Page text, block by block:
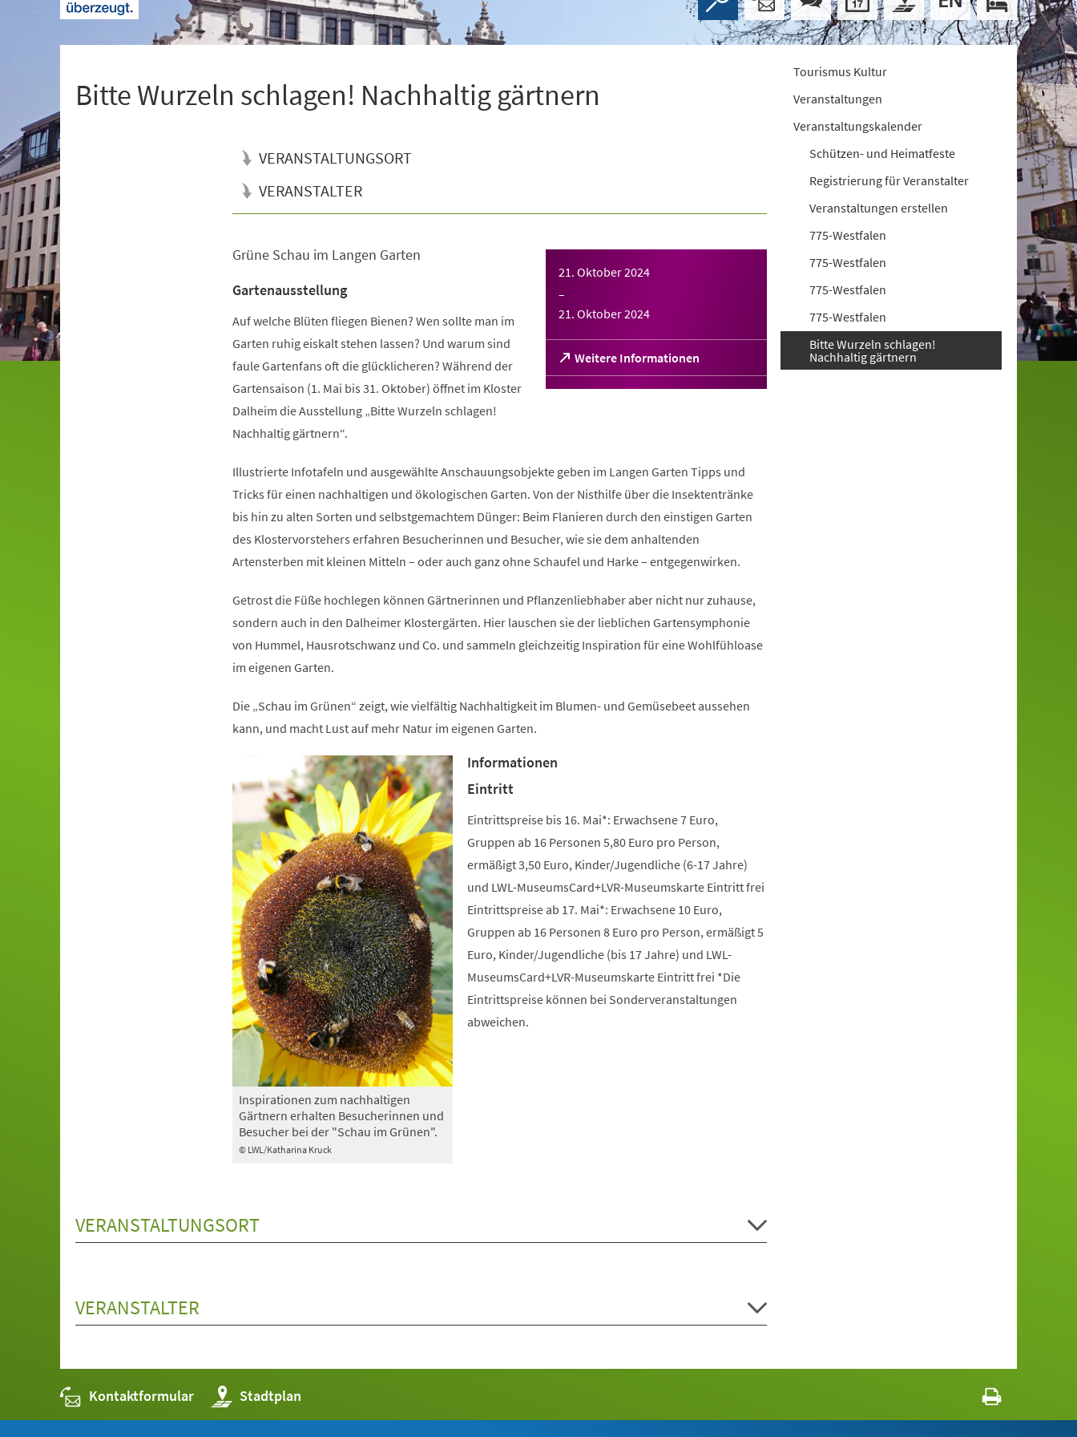
Bitte Wurzeln schlagen! Nachhaltig gärtnern
VERANSTALTUNGSORT
VERANSTALTER
21. Oktober 2024
–
21. Oktober 2024
Weitere Informationen
(Öffnet
in
einem
Grüne Schau im Langen Garten
Gartenausstellung
Auf welche Blüten fliegen Bienen? Wen sollte man im
Garten ruhig eiskalt stehen lassen? Und warum sind
faule Gartenfans oft die glücklicheren? Während der
Gartensaison (1. Mai bis 31. Oktober) öffnet im Kloster
Dalheim die Ausstellung „Bitte Wurzeln schlagen!
Nachhaltig gärtnern“.
Illustrierte Infotafeln und ausgewählte Anschauungsobjekte geben im Langen Garten Tipps und
Tricks für einen nachhaltigen und ökologischen Garten. Von der Nisthilfe über die Insektentränke
bis hin zu alten Sorten und selbstgemachtem Dünger: Beim Flanieren durch den einstigen Garten
des Klostervorstehers erfahren Besucherinnen und Besucher, wie sie dem anhaltenden
Artensterben mit kleinen Mitteln – oder auch ganz ohne Schaufel und Harke – entgegenwirken.
Getrost die Füße hochlegen können Gärtnerinnen und Pflanzenliebhaber aber nicht nur zuhause,
sondern auch in den Dalheimer Klostergärten. Hier lauschen sie der lieblichen Gartensymphonie
von Hummel, Hausrotschwanz und Co. und sammeln gleichzeitig Inspiration für eine Wohlfühloase
im eigenen Garten.
Die „Schau im Grünen“ zeigt, wie vielfältig Nachhaltigkeit im Blumen- und Gemüsebeet aussehen
kann, und macht Lust auf mehr Natur im eigenen Garten.
© LWL/Katharina Kruck
Inspirationen zum nachhaltigen
Gärtnern erhalten Besucherinnen und
Besucher bei der "Schau im Grünen".
Informationen
Eintritt
Eintrittspreise bis 16. Mai*: Erwachsene 7 Euro,
Gruppen ab 16 Personen 5,80 Euro pro Person,
ermäßigt 3,50 Euro, Kinder/Jugendliche (6-17 Jahre)
und LWL-MuseumsCard+LVR-Museumskarte Eintritt frei
Eintrittspreise ab 17. Mai*: Erwachsene 10 Euro,
Gruppen ab 16 Personen 8 Euro pro Person, ermäßigt 5
Euro, Kinder/Jugendliche (bis 17 Jahre) und LWL-
MuseumsCard+LVR-Museumskarte Eintritt frei *Die
Eintrittspreise können bei Sonderveranstaltungen
abweichen.
VERANSTALTUNGSORT
VERANSTALTER
Tourismus Kultur
Veranstaltungen
Veranstaltungskalender
Schützen- und Heimatfeste
Registrierung für Veranstalter
Veranstaltungen erstellen
775-Westfalen
775-Westfalen
775-Westfalen
775-Westfalen
Bitte Wurzeln schlagen!
Nachhaltig gärtnern
Kontaktformular Stadtplan
(Öffnet
in
einem